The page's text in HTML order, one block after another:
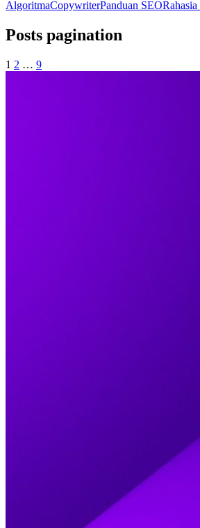
AlgoritmaCopywriterPanduan SEO
Posts pagination
1 2 … 9